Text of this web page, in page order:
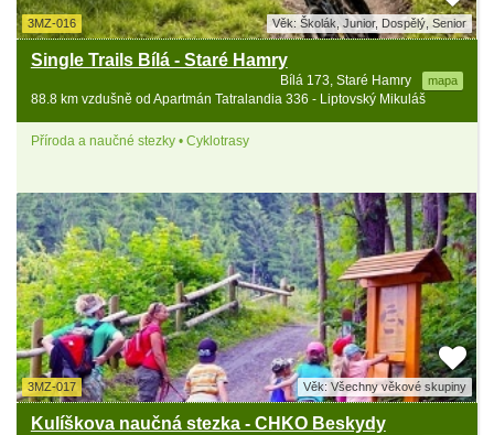
3MZ-016 Věk: Školák, Junior, Dospělý, Senior
Single Trails Bílá - Staré Hamry
Bílá 173, Staré Hamry mapa
88.8 km vzdušně od Apartmán Tatralandia 336 - Liptovský Mikuláš
Příroda a naučné stezky • Cyklotrasy
3MZ-017 Věk: Všechny věkové skupiny
Kulíškova naučná stezka - CHKO Beskydy